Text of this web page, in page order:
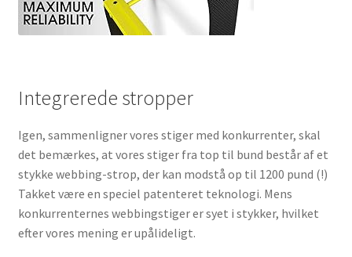
Integrerede stropper
Igen, sammenligner vores stiger med konkurrenter, skal
det bemærkes, at vores stiger fra top til bund består af et
stykke webbing-strop, der kan modstå op til 1200 pund (!)
Takket være en speciel patenteret teknologi. Mens
konkurrenternes webbingstiger er syet i stykker, hvilket
efter vores mening er upålideligt.